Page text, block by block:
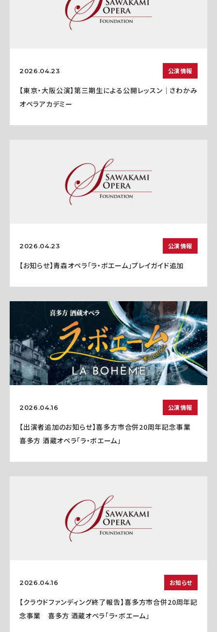
2026.04.23 公演情報
【東京・大阪公演】第三期生による公開レッスン｜さわかみ
オペラアカデミー
2026.04.23 公演情報
【お知らせ】青森オペラ「ラ・ボエーム」プレイガイド追加
2026.04.16 公演情報
【出演者追加のお知らせ】喜多方市合併20周年記念事業
喜多方 酒蔵オペラ「ラ・ボエーム」
2026.04.16 お知らせ
【クラウドファンディング終了報告】喜多方市合併20周年記
念事業 喜多方 酒蔵オペラ「ラ・ボエーム」